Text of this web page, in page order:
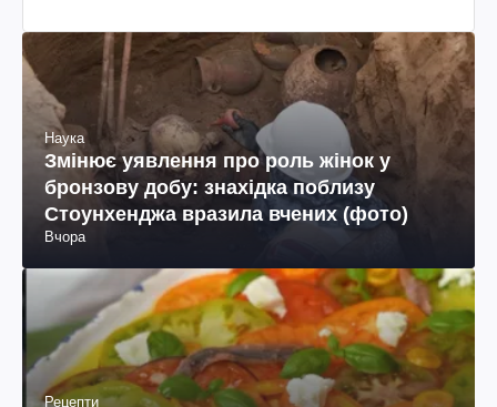
Наука
Змінює уявлення про роль жінок у
бронзову добу: знахідка поблизу
Стоунхенджа вразила вчених (фото)
Вчора
Рецепти